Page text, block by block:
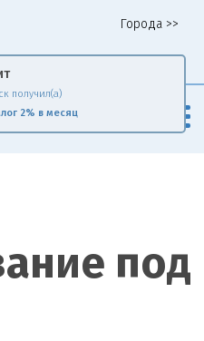
Города >>
под
получил(а)
2% в месяц